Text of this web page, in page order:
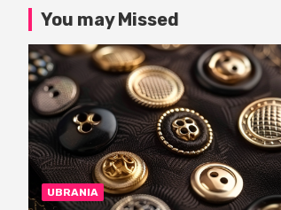
You may Missed
UBRANIA